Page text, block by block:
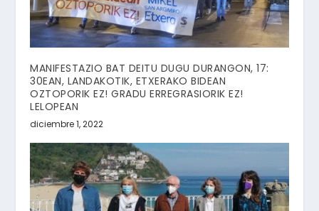
MANIFESTAZIO BAT DEITU DUGU DURANGON, 17:
30EAN, LANDAKOTIK, ETXERAKO BIDEAN
OZTOPORIK EZ! GRADU ERREGRASIORIK EZ!
LELOPEAN
diciembre 1, 2022